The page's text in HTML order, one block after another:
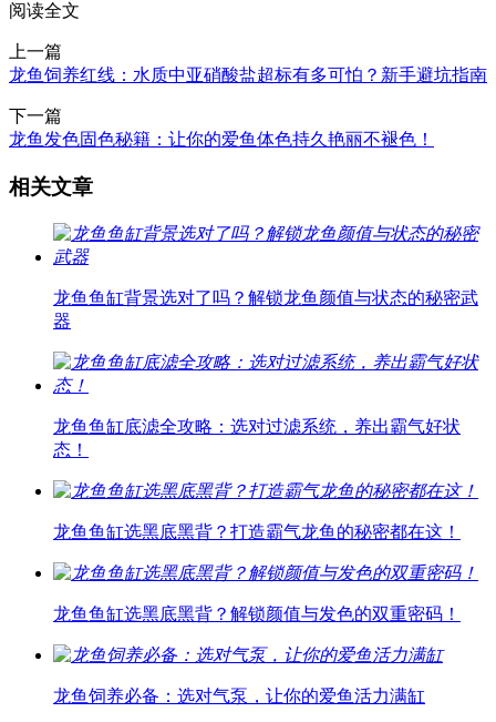
阅读全文
上一篇
龙鱼饲养红线：水质中亚硝酸盐超标有多可怕？新手避坑指南
下一篇
龙鱼发色固色秘籍：让你的爱鱼体色持久艳丽不褪色！
相关文章
龙鱼鱼缸背景选对了吗？解锁龙鱼颜值与状态的秘密武
器
龙鱼鱼缸底滤全攻略：选对过滤系统，养出霸气好状
态！
龙鱼鱼缸选黑底黑背？打造霸气龙鱼的秘密都在这！
龙鱼鱼缸选黑底黑背？解锁颜值与发色的双重密码！
龙鱼饲养必备：选对气泵，让你的爱鱼活力满缸